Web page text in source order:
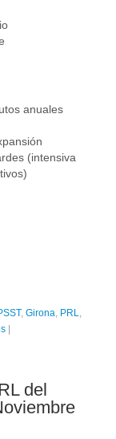
anuales
(intensiva
, Girona PRL
|
del